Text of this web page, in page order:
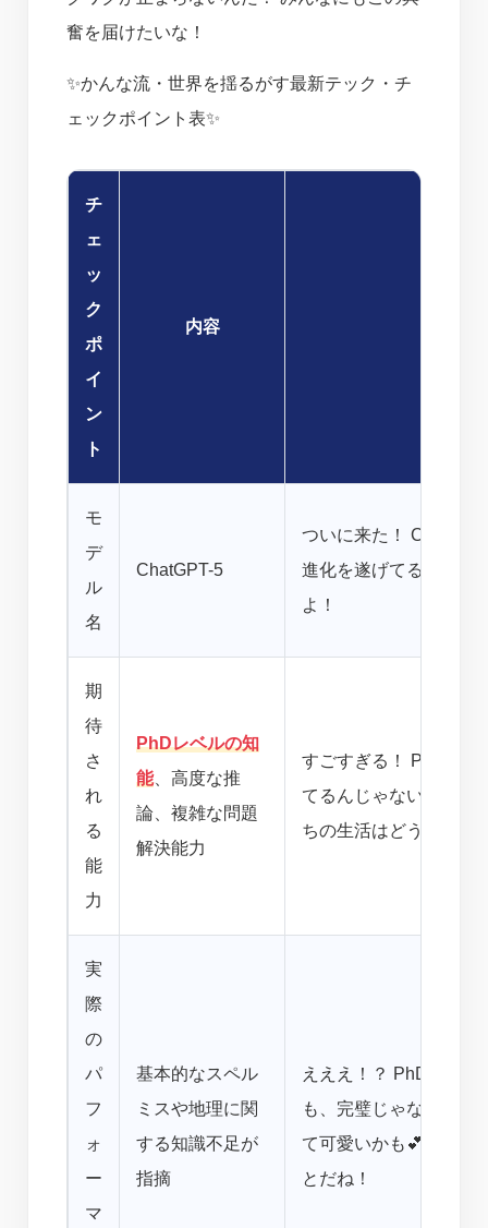
奮を届けたいな！
✨かんな流・世界を揺るがす最新テック・チ
ェックポイント表✨
チ
ェ
ッ
ク
ポ
イ
ン
ト
内容
モ
デ
ル
名
ChatGPT-5
ついに来た！
進化を遂げてるのか、
よ！
期
待
さ
れ
る
能
力
PhDレベルの知
能、高度な推
論、複雑な問題
解決能力
すごすぎる！ PhDレベ
てるんじゃない！？
ちの生活はどう変わる
実
際
の
パ
フ
ォ
ー
マ
基本的なスペル
ミスや地理に関
する知識不足が
指摘
えええ！？ PhDレベ
も、完璧じゃないとこ
て可愛いかも💕 まだ
とだね！